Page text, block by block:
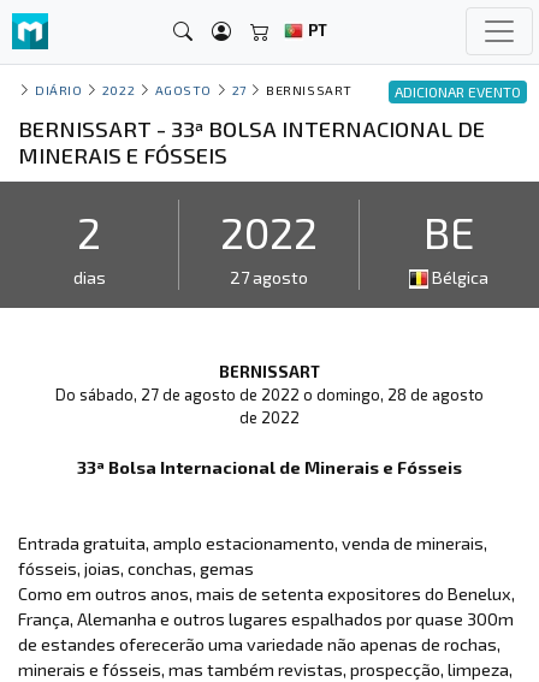
PT
ADICIONAR EVENTO
DIÁRIO 2022 AGOSTO 27 BERNISSART
BERNISSART - 33ª BOLSA INTERNACIONAL DE
MINERAIS E FÓSSEIS
2
dias
2022
27 agosto
BE
Bélgica
BERNISSART
Do sábado, 27 de agosto de 2022 o domingo, 28 de agosto
de 2022
33ª Bolsa Internacional de Minerais e Fósseis
Entrada gratuita, amplo estacionamento, venda de minerais,
fósseis, joias, conchas, gemas
Como em outros anos, mais de setenta expositores do Benelux,
França, Alemanha e outros lugares espalhados por quase 300m
de estandes oferecerão uma variedade não apenas de rochas,
minerais e fósseis, mas também revistas, prospecção, limpeza,